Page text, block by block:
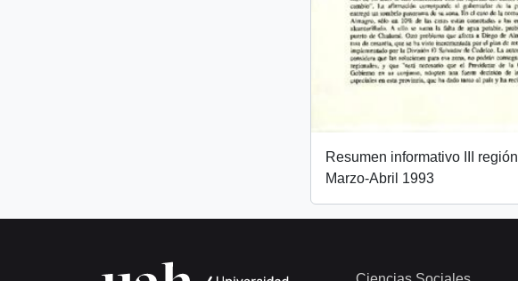
Resumen informativo III región
Marzo-Abril 1993